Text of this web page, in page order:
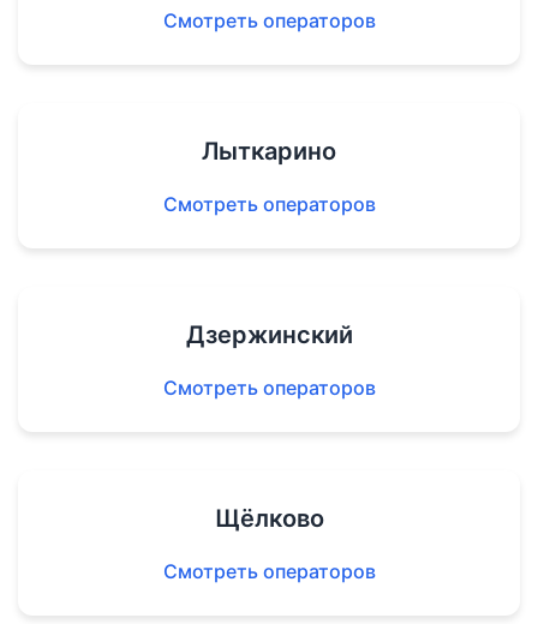
Смотреть операторов
Лыткарино
Смотреть операторов
Дзержинский
Смотреть операторов
Щёлково
Смотреть операторов